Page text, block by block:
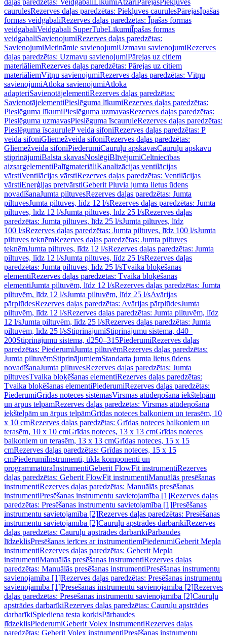
daļas paredzētas: Veidgabali LīkumiAtzari PārejasPiekļuves
caurulesRezerves daļas paredzētas: Piekļuves caurulesPārejasĪpašas
formas veidgabaliRezerves daļas paredzētas: Īpašas formas
veidgabaliVeidgabali SuperTubeLīkumiĪpašas formas
veidgabaliSavienojumiRezerves daļas paredzētas:
SavienojumiMetināmie savienojumiUzmavu savienojumiRezerves
daļas paredzētas: Uzmavu savienojumiPārejas uz citiem
materiāliemRezerves daļas paredzētas: Pārejas uz citiem
materiāliemVītņu savienojumiRezerves daļas paredzētas: Vītņu
savienojumiAtloka savienojumiAtloka
adapteriSavienotājelementiRezerves daļas paredzētas:
SavienotājelementiPieslēguma līkumiRezerves daļas paredzētas:
Pieslēguma līkumiPieslēguma uzmavasRezerves daļas paredzētas:
Pieslēguma uzmavasPieslēguma īscauruleRezerves daļas paredzētas:
Pieslēguma īscauruleP veida sifoniRezerves daļas paredzētas: P
veida sifoniGliemežveida sifoniRezerves daļas paredzētas:
Gliemežveida sifoniPiederumiCauruļu apskavasCauruļu apskavu
stiprinājumiBalsta skavasNoslēgiBlīvējumiCeltniecības
aizsargelementiPalīgmateriāliKanalizācijas ventilācijas
vārstiVentilācijas vārstiRezerves daļas paredzētas: Ventilācijas
vārstiEnerģijas pretvārstiGeberit Pluvia jumta lietus ūdens
novadīšanaJumta piltuvesRezerves daļas paredzētas: Jumta
piltuvesJumta piltuves, līdz 12 l/sRezerves daļas paredzētas: Jumta
piltuves, līdz 12 l/sJumta piltuves, līdz 25 l/sRezerves daļas
paredzētas: Jumta piltuves, līdz 25 l/sJumta piltuves, līdz
100 l/sRezerves daļas paredzētas: Jumta piltuves, līdz 100 l/sJumta
piltuves teknēmRezerves daļas paredzētas: Jumta piltuves
teknēmJumta piltuves, līdz 12 l/sRezerves daļas paredzētas: Jumta
piltuves, līdz 12 l/sJumta piltuves, līdz 25 l/sRezerves daļas
paredzētas: Jumta piltuves, līdz 25 l/sTvaika bloķēšanas
elementiRezerves daļas paredzētas: Tvaika bloķēšanas
elementiJumta piltuvēm, līdz 12 l/sRezerves daļas paredzētas: Jumta
piltuvēm, līdz 12 l/sJumta piltuvēm, līdz 25 l/sAvārijas
pārplūdesRezerves daļas paredzētas: Avārijas pārplūdesJumta
piltuvēm, līdz 12 l/sRezerves daļas paredzētas: Jumta piltuvēm, līdz
12 l/sJumta piltuvēm, līdz 25 l/sRezerves daļas paredzētas: Jumta
piltuvēm, līdz 25 l/sStiprinājumiStiprinājumu sistēma, d40–
200Stiprinājumu sistēma, d250–315PiederumiRezerves daļas
paredzētas: PiederumiJumta piltuvēmRezerves daļas paredzētas:
Jumta piltuvēmStiprinājumiemStandarta jumta lietus ūdens
novadīšanaJumta piltuvesRezerves daļas paredzētas: Jumta
piltuvesTvaika bloķēšanas elementiRezerves daļas paredzētas:
Tvaika bloķēšanas elementiPiederumiRezerves daļas paredzētas:
PiederumiGrīdas noteces sistēmasVirsmas atūdeņošana iekštelpām
un ārpus telpāmRezerves daļas paredzētas: Virsmas atūdeņošana
iekštelpām un ārpus telpāmGrīdas noteces balkoniem un terasēm, 10
x 10 cmRezerves daļas paredzētas: Grīdas noteces balkoniem un
terasēm, 10 x 10 cmGrīdas noteces, 13 x 13 cmGrīdas noteces
balkoniem un terasēm, 13 x 13 cmGrīdas noteces, 15 x 15
cmRezerves daļas paredzētas: Grīdas noteces, 15 x 15
cmPiederumiInstrumenti, tīkla komponenti un
programmatūraInstrumentiGeberit FlowFit instrumentiRezerves
daļas paredzētas: Geberit FlowFit instrumentiManuālās presēšanas
instrumentiRezerves daļas paredzētas: Manuālās presēšanas
instrumentiPresēšanas instrumentu savietojamība [1]Rezerves daļas
paredzētas: Presēšanas instrumentu savietojamība [1]Presēšanas
instrumentu savietojamība [2]Rezerves daļas paredzētas: Presēšanas
instrumentu savietojamība [2]Cauruļu apstrādes darbarīkiRezerves
daļas paredzētas: Cauruļu apstrādes darbarīkiPārbaudes
līdzeklisPresēšanas ierīces ar instrumentiemPiederumiGeberit Mepla
instrumentiRezerves daļas paredzētas: Geberit Mepla
instrumentiManuālās presēšanas instrumentiRezerves daļas
paredzētas: Manuālās presēšanas instrumentiPresēšanas instrumentu
savienojamība [1]Rezerves daļas paredzētas: Presēšanas instrumentu
savienojamība [1]Presēšanas instrumentu savienojamība [2]Rezerves
daļas paredzētas: Presēšanas instrumentu savienojamība [2]Cauruļu
apstrādes darbarīkiRezerves daļas paredzētas: Cauruļu apstrādes
darbarīkiSpiediena testa korķisPārbaudes
līdzeklisPiederumiGeberit Volex instrumentiRezerves daļas
paredzētas: Geberit Volex instrumentiPresēšanas instrumentu